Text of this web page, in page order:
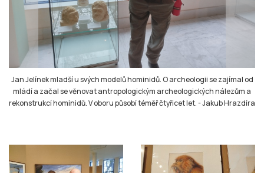
Jan Jelínek mladší u svých modelů hominidů. O archeologii se zajímal od
mládí a začal se věnovat antropologickým archeologických nálezům a
rekonstrukcí hominidů. V oboru působí téměř čtyřicet let.-Jakub Hrazdíra